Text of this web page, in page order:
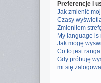
Preferencje i
Jak zmienić
Czasy
Zmieniłem
My language is
Jak mogę
Co to jest
Gdy próbuję
mi się